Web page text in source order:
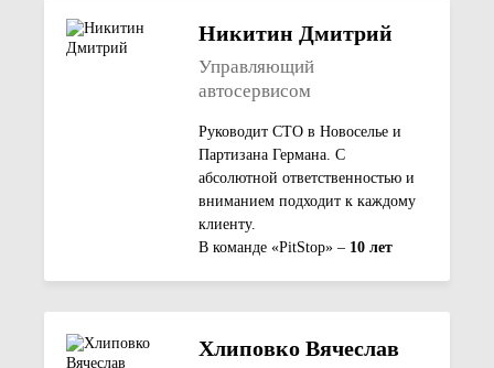
Никитин Дмитрий
Управляющий
автосервисом
Руководит СТО в Новоселье и
Партизана Германа. С
абсолютной ответственностью и
вниманием подходит к каждому
клиенту.
В команде «PitStop» – 10 лет
Хлиповко Вячеслав